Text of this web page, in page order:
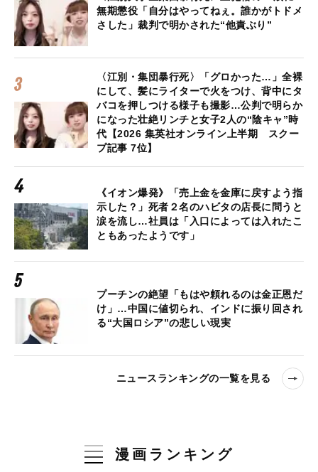
無期懲役「自分はやってねぇ。誰かがトドメ
さした」裁判で明かされた“他責ぶり”
〈江別・集団暴行死〉「グロかった…」全裸
にして、髪にライターで火をつけ、背中にタ
バコを押しつける様子も撮影…公判で明らか
になった壮絶リンチと女子2人の“陰キャ”時
代【2026 集英社オンライン上半期 スクー
プ記事 7位】
《イオン爆発》「売上金を金庫に戻すよう指
示した？」死者２名のハビタの店長に問うと
涙を流し…社員は「入口によっては入れたこ
ともあったようです」
プーチンの絶望「もはや頼れるのは金正恩だ
け」…中国に値切られ、インドに振り回され
る“大国ロシア”の悲しい現実
ニュースランキングの一覧を見る
漫画ランキング